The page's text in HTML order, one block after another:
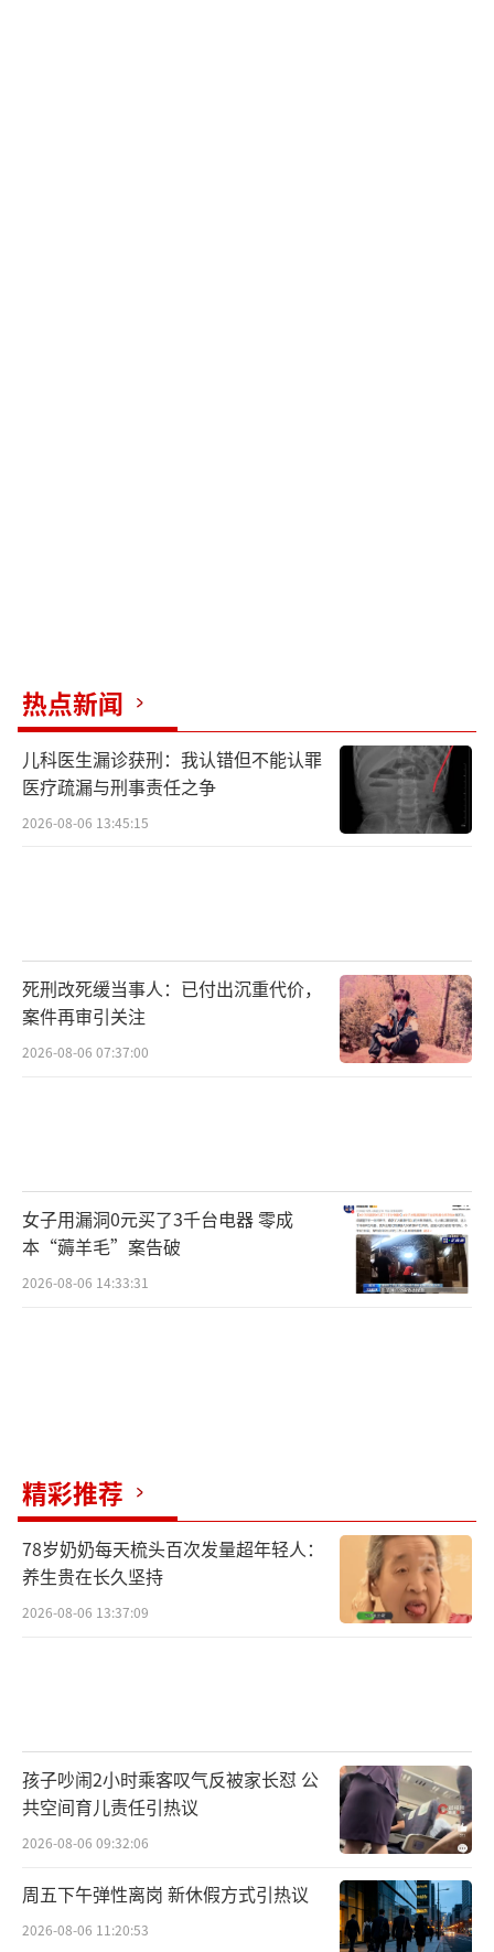
热点新闻
儿科医生漏诊获刑：我认错但不能认罪
医疗疏漏与刑事责任之争
2026-08-06 13:45:15
死刑改死缓当事人：已付出沉重代价，
案件再审引关注
2026-08-06 07:37:00
女子用漏洞0元买了3千台电器 零成
本“薅羊毛”案告破
2026-08-06 14:33:31
精彩推荐
78岁奶奶每天梳头百次发量超年轻人：
养生贵在长久坚持
2026-08-06 13:37:09
孩子吵闹2小时乘客叹气反被家长怼 公
共空间育儿责任引热议
2026-08-06 09:32:06
周五下午弹性离岗 新休假方式引热议
2026-08-06 11:20:53